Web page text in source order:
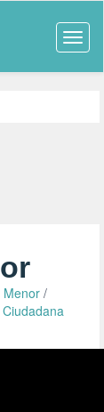
Menor/